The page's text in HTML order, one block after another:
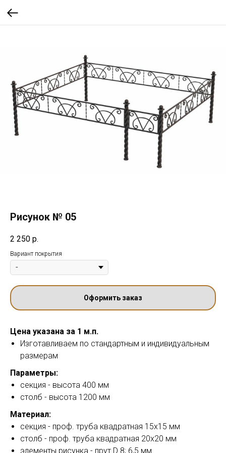
Рисунок № 05
2 250 р.
Вариант покрытия
Оформить заказ
Цена указана за 1 м.п.
Изготавливаем по стандартным и индивидуальным
размерам
Параметры:
секция - высота 400 мм
столб - высота 1200 мм
Материал:
секция - проф. труба квадратная 15х15 мм
столб - проф. труба квадратная 20х20 мм
элементы рисунка - прут D 8; 6,5 мм